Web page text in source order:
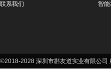
联系我们
智
©2018-2028 深圳市斟友道实业有限公司